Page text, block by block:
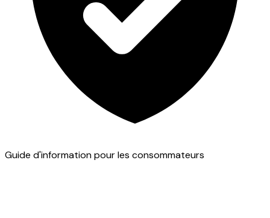
Guide d'information pour les consommateurs